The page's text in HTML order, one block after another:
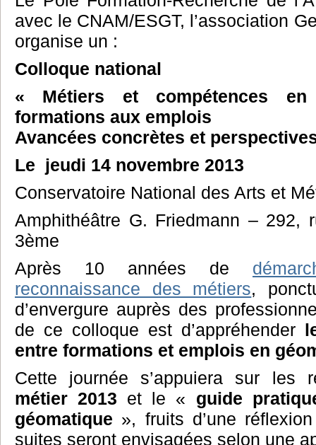
avec le CNAM/ESGT, l’association
organise un :
Colloque national
« Métiers et compétences
formations aux emplois
Avancées concrètes et
Le jeudi 14 novembre 2013
Conservatoire National des Arts et
Amphithéâtre G. Friedmann – 292,
3ème
Après 10 années de
reconnaissance des métiers,
d’envergure auprès des
de ce colloque est d’appréhender
entre formations et emplois en
Cette journée s’appuiera sur les
métier 2013 et le « guide
géomatique », fruits d’une
suites seront envisagées selon une